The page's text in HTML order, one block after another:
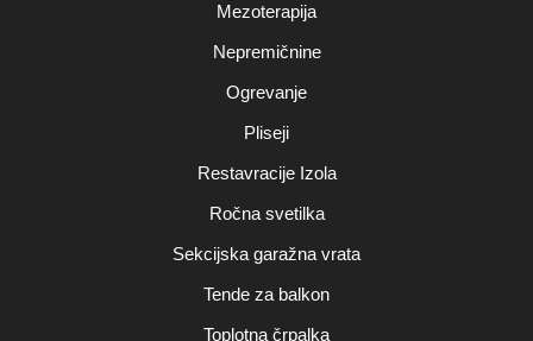
Mezoterapija
Nepremičnine
Ogrevanje
Pliseji
Restavracije Izola
Ročna svetilka
Sekcijska garažna vrata
Tende za balkon
Toplotna črpalka